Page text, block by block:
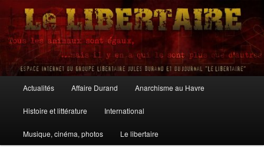
Aller
contenu
principalLe Libertaire
principal
Actualités Affaire Durand Anarchisme au Havre
Histoire et littérature International
Musique, cinéma, photos Le libertaire